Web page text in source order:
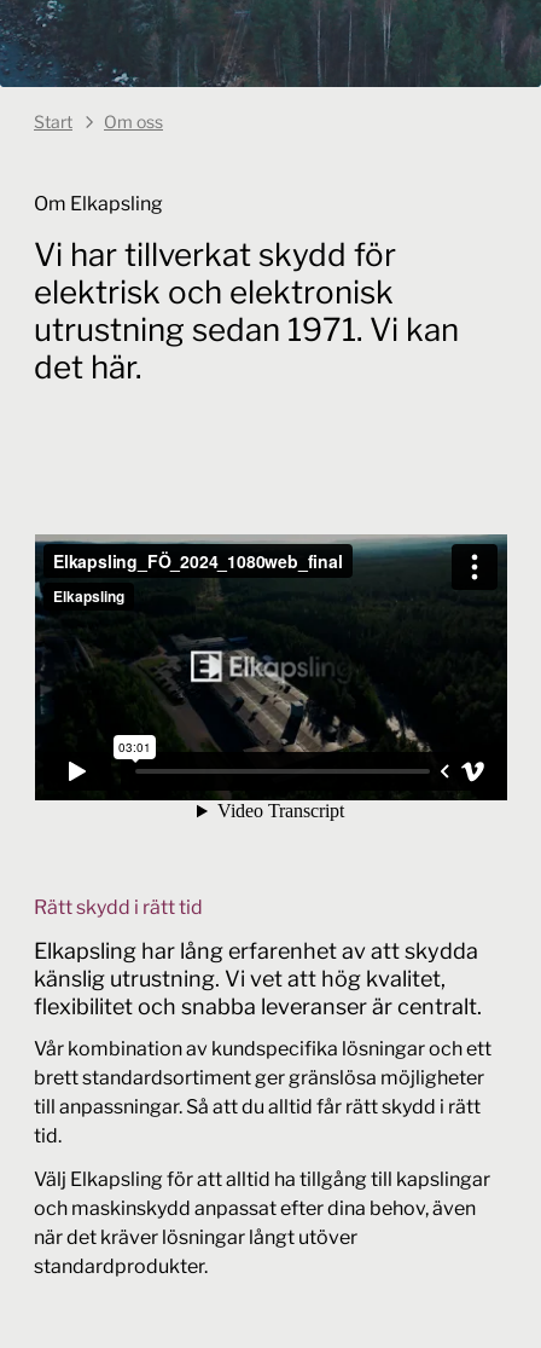
Start Om oss
Om Elkapsling
Vi har tillverkat skydd för
elektrisk och elektronisk
utrustning sedan 1971. Vi kan
det här.
Rätt skydd i rätt tid
Elkapsling har lång erfarenhet av att skydda
känslig utrustning. Vi vet att hög kvalitet,
flexibilitet och snabba leveranser är centralt.
Vår kombination av kundspecifika lösningar och ett
brett standardsortiment ger gränslösa möjligheter
till anpassningar. Så att du alltid får rätt skydd i rätt
tid.
Välj Elkapsling för att alltid ha tillgång till kapslingar
och maskinskydd anpassat efter dina behov, även
när det kräver lösningar långt utöver
standardprodukter.